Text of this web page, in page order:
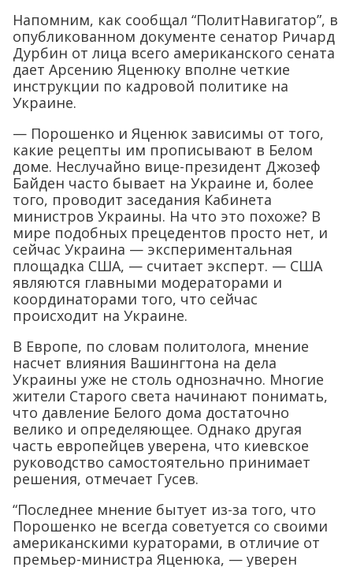
Напомним, как сообщал “ПолитНавигатор”, в
опубликованном документе сенатор Ричард
Дурбин от лица всего американского сената
дает Арсению Яценюку вполне четкие
инструкции по кадровой политике на
Украине.
— Порошенко и Яценюк зависимы от того,
какие рецепты им прописывают в Белом
доме. Неслучайно вице-президент Джозеф
Байден часто бывает на Украине и, более
того, проводит заседания Кабинета
министров Украины. На что это похоже? В
мире подобных прецедентов просто нет, и
сейчас Украина — экспериментальная
площадка США, — считает эксперт. — США
являются главными модераторами и
координаторами того, что сейчас
происходит на Украине.
В Европе, по словам политолога, мнение
насчет влияния Вашингтона на дела
Украины уже не столь однозначно. Многие
жители Старого света начинают понимать,
что давление Белого дома достаточно
велико и определяющее. Однако другая
часть европейцев уверена, что киевское
руководство самостоятельно принимает
решения, отмечает Гусев.
“Последнее мнение бытует из-за того, что
Порошенко не всегда советуется со своими
американскими кураторами, в отличие от
премьер-министра Яценюка, — уверен